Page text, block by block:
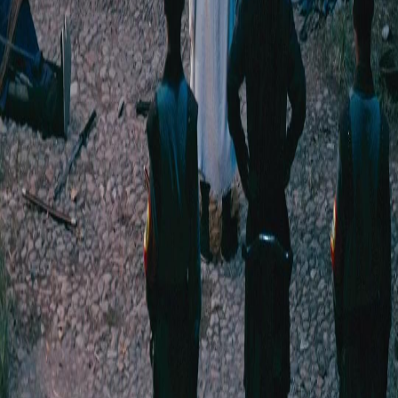
FAQ
Contate-nos
support@netshort.com
business@netshort.com
Séries
Dramas Épicos
Minisséries populares
Baixar o App
NetShort | All Rights Reserved |2026 NETSTORY PTE. LTD.
Início